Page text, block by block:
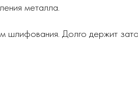
металла.
шлифования. Долго держит